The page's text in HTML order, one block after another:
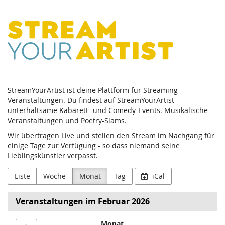
Haupt-
Inhalt
springen
StreamYourArtist
StreamYourArtist ist deine Plattform für Streaming-
Veranstaltungen. Du findest auf StreamYourArtist
unterhaltsame Kabarett- und Comedy-Events. Musikalische
Veranstaltungen und Poetry-Slams.
Wir übertragen Live und stellen den Stream im Nachgang für
einige Tage zur Verfügung - so dass niemand seine
Lieblingskünstler verpasst.
Liste Woche Monat Tag iCal
Veranstaltungen im Februar 2026